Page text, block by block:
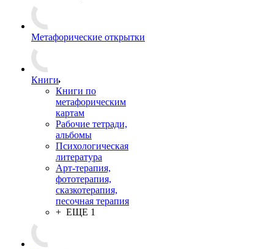
Метафорические открытки
Книги
Книги по
метафорическим
картам
Рабочие тетради,
альбомы
Психологическая
литература
Арт-терапия,
фототерапия,
сказкотерапия,
песочная терапия
+ ЕЩЕ 1